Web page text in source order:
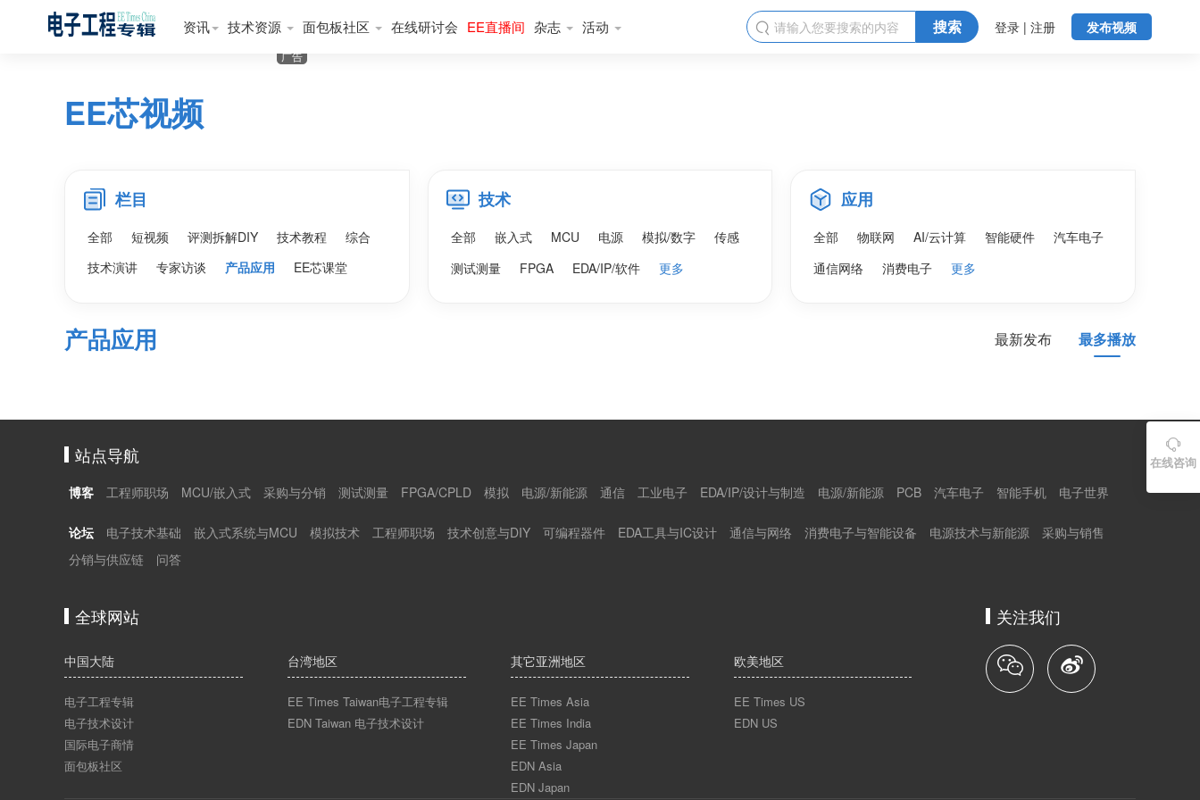
资讯 技术资源 面包板社区 在线研讨会 EE直播间 杂志 活动 发布视频
登录 | 注册
 搜索
EE芯视频
广告
栏目
全部 短视频 评测拆解DIY 技术教程
综合
技术演讲
专家访谈 产品应用 EE芯课堂
技术
全部 嵌入式 MCU 电源 模拟/数字
传感
测试测量
FPGA EDA/IP/软件 更多
应用
全部 物联网 AI/云计算 智能硬件
汽车电子
通信网络
消费电子 更多
产品应用 最新发布 最多播放
站点导航
博客 工程师职场 MCU/嵌入式 采购与分销 测试测量 FPGA/CPLD 模拟 电源/新能源 通信 工业电子 EDA/IP/设计与制造 电源/新能源 PCB 汽车电子 智能手机 电子世界
论坛 电子技术基础 嵌入式系统与MCU 模拟技术 工程师职场 技术创意与DIY 可编程器件 EDA工具与IC设计 通信与网络 消费电子与智能设备 电源技术与新能源
采购与销售
分销与供应链
问答
全球网站
中国大陆
电子工程专辑
电子技术设计
国际电子商情
面包板社区
台湾地区
EE Times Taiwan电子工程专辑
EDN Taiwan 电子技术设计
其它亚洲地区
EE Times Asia
EE Times India
EE Times Japan
EDN Asia
EDN Japan
欧美地区
EE Times US
EDN US
关注我们

在线咨询